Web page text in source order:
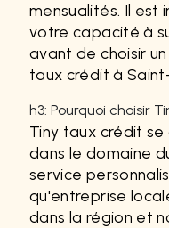
mensualités. Il est
votre capacité à
avant de choisir
taux crédit à
h3: Pourquoi choisir
Tiny taux crédit
dans le domaine
service
qu'entreprise
dans la région et